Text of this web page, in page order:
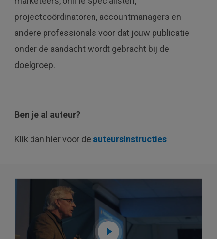
projectcoördinatoren, accountmanagers en
andere professionals voor dat jouw publicatie
onder de aandacht wordt gebracht bij de
doelgroep.
Ben je al auteur?
Klik dan hier voor de auteursinstructies